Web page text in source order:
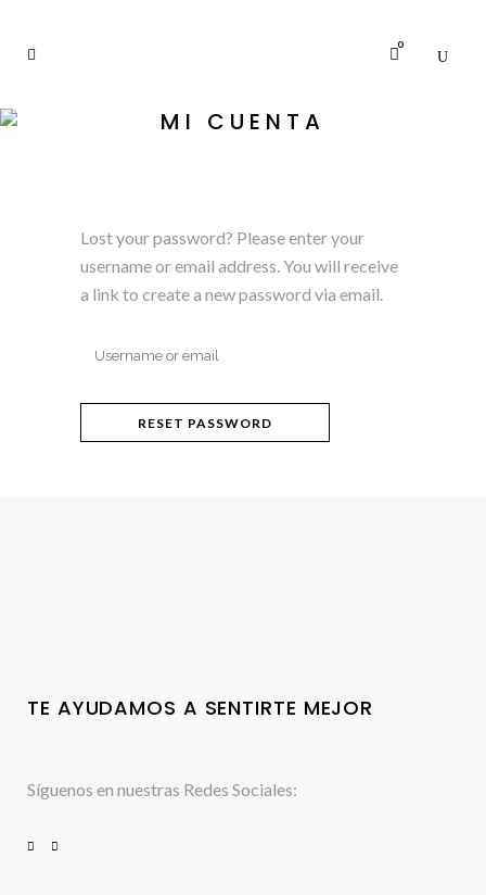
0
MI CUENTA
Lost your password? Please enter your
username or email address. You will receive
a link to create a new password via email.
TE AYUDAMOS A SENTIRTE MEJOR
Síguenos en nuestras Redes Sociales: